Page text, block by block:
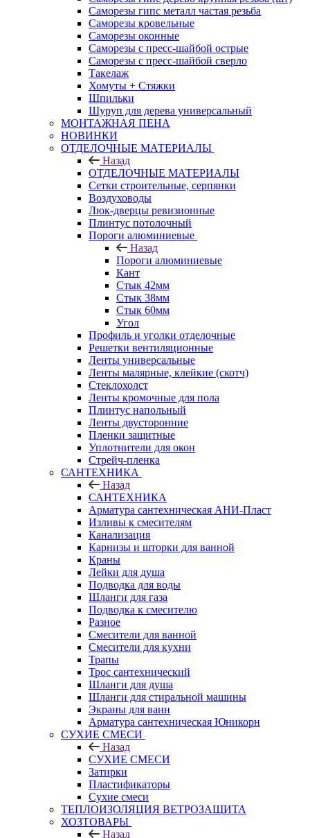
Саморезы гипс металл частая резьба
Саморезы кровельные
Саморезы оконные
Саморезы с пресс-шайбой острые
Саморезы с пресс-шайбой сверло
Такелаж
Хомуты + Стяжки
Шпильки
Шуруп для дерева универсальный
МОНТАЖНАЯ ПЕНА
НОВИНКИ
ОТДЕЛОЧНЫЕ МАТЕРИАЛЫ
Назад
ОТДЕЛОЧНЫЕ МАТЕРИАЛЫ
Сетки строительные, серпянки
Воздуховоды
Люк-дверцы ревизионные
Плинтус потолочный
Пороги алюминиевые
Назад
Пороги алюминиевые
Кант
Стык 42мм
Стык 38мм
Стык 60мм
Угол
Профиль и уголки отделочные
Решетки вентиляционные
Ленты универсальные
Ленты малярные, клейкие (скотч)
Стеклохолст
Ленты кромочные для пола
Плинтус напольный
Ленты двусторонние
Пленки защитные
Уплотнители для окон
Стрейч-пленка
САНТЕХНИКА
Назад
САНТЕХНИКА
Арматура сантехническая АНИ-Пласт
Изливы к смесителям
Канализация
Карнизы и шторки для ванной
Краны
Лейки для душа
Подводка для воды
Шланги для газа
Подводка к смесителю
Разное
Смесители для ванной
Смесители для кухни
Трапы
Трос сантехнический
Шланги для душа
Шланги для стиральной машины
Экраны для ванн
Арматура сантехническая Юникорн
СУХИЕ СМЕСИ
Назад
СУХИЕ СМЕСИ
Затирки
Пластификаторы
Сухие смеси
ТЕПЛОИЗОЛЯЦИЯ ВЕТРОЗАЩИТА
ХОЗТОВАРЫ
Назад